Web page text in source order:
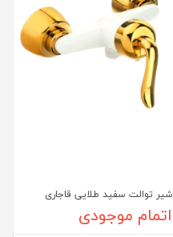
شیر توالت سفید طلایی قاجاری
اتمام موجودی